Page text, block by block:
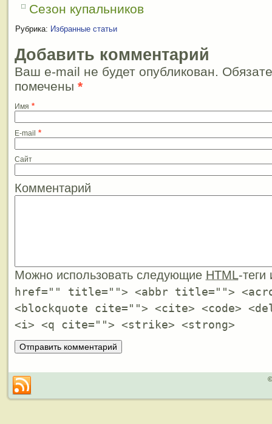
Сезон купальников
Рубрика: Избранные статьи
Добавить комментарий
Ваш e-mail не будет опубликован.
помечены *
Имя *
E-mail *
Сайт
Комментарий
Можно использовать следующие HTML-
href="" title=""> <abbr title="">
<blockquote cite=""> <cite> <code>
<i> <q cite=""> <strike> <strong>